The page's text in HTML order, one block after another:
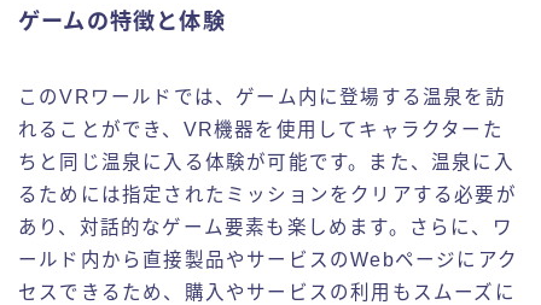
ゲームの特徴と体験
このVRワールドでは、ゲーム内に登場する温泉を訪
れることができ、VR機器を使用してキャラクターた
ちと同じ温泉に入る体験が可能です。また、温泉に入
るためには指定されたミッションをクリアする必要が
あり、対話的なゲーム要素も楽しめます。さらに、ワ
ールド内から直接製品やサービスのWebページにアク
セスできるため、購入やサービスの利用もスムーズに